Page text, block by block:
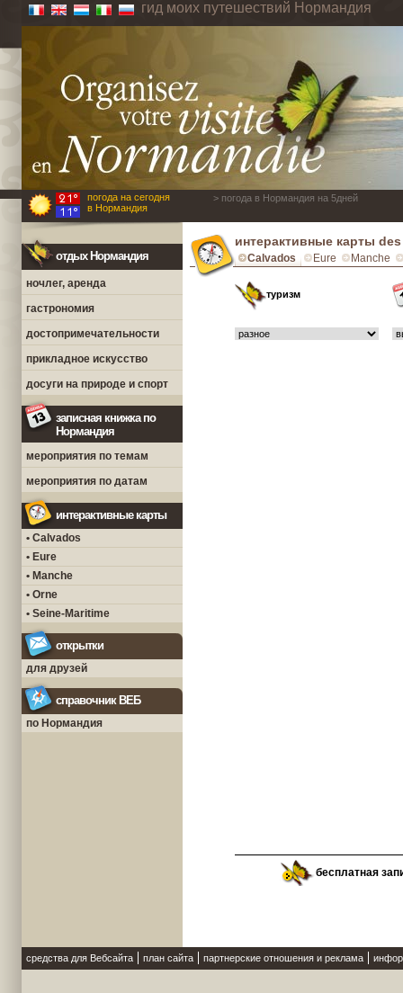
гид моих путешествий Нормандия
погода на сегодня
в Нормандия
> погода в Нормандия на 5дней
отдых Нормандия
ночлег, аренда
гастрономия
достопримечательности
прикладное искусство
досуги на природе и спорт
записная книжка по
Нормандия
мероприятия по темам
мероприятия по датам
интерактивные карты
• Calvados
• Eure
• Manche
• Orne
• Seine-Maritime
открытки
для друзей
справочник ВЕБ
по Нормандия
интерактивные карты
Calvados Eure Manche
туризм
бесплатная
средства для Вебсайта план сайта партнерские отношения и реклама